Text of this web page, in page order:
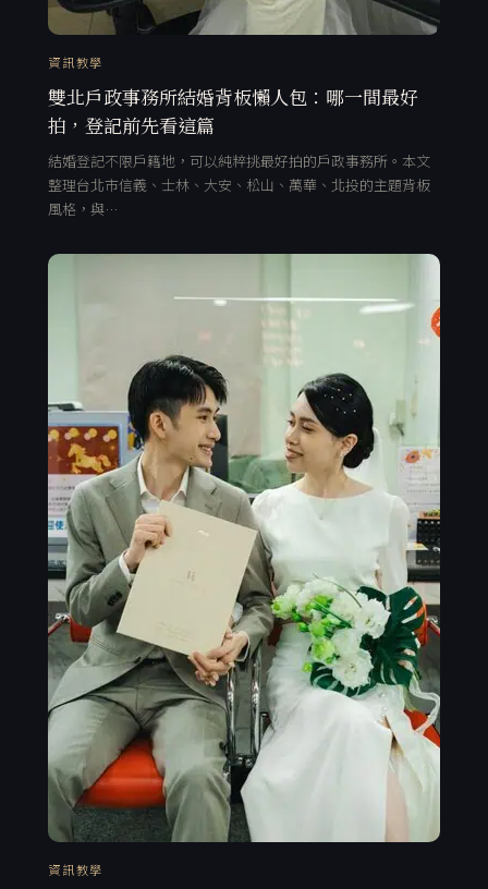
資訊教學
雙北戶政事務所結婚背板懶人包：哪一間最好
拍，登記前先看這篇
結婚登記不限戶籍地，可以純粹挑最好拍的戶政事務所。本文
整理台北市信義、士林、大安、松山、萬華、北投的主題背板
風格，與…
資訊教學